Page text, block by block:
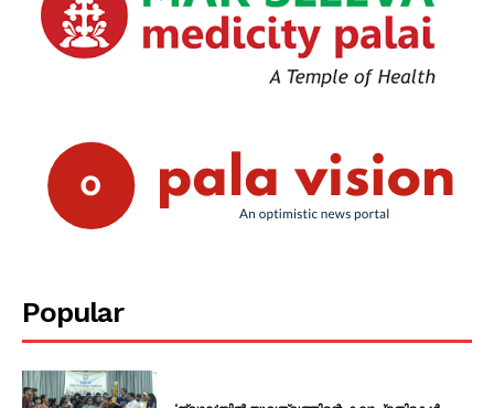
Popular